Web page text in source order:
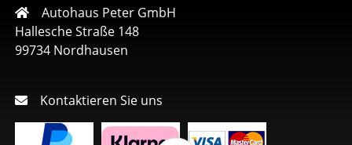
Autohaus Peter GmbH
Hallesche Straße 148
99734 Nordhausen
Kontaktieren Sie uns